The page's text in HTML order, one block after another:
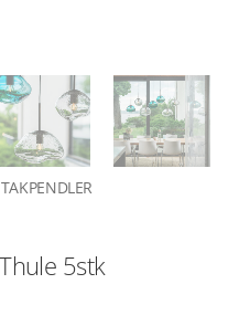
TAKPENDLER
5stk